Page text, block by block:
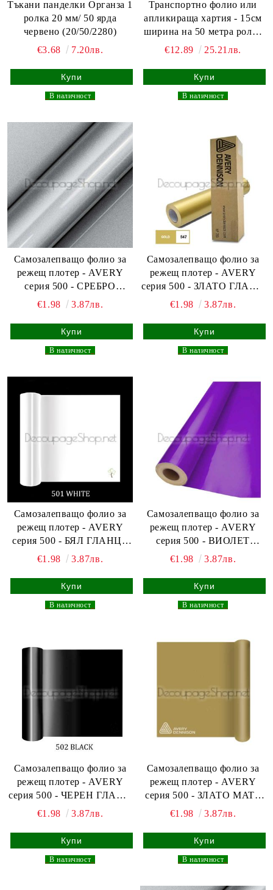
Тъкани панделки Органза 1
ролка 20 мм/ 50 ярда
червено (20/50/2280)
€3.68
7.20лв.
В наличност
Транспортно фолио или
апликираща хартия - 15см
ширина на 50 метра ролка
със средна сила на
€12.89 25.21лв.
В наличност
Самозалепващо фолио за
режещ плотер - AVERY
серия 500 - СРЕБРО
ГЛАНЦ - 30,5 х 100см
€1.98 3.87лв.
В наличност
Самозалепващо фолио за
режещ плотер - AVERY
серия 500 - ЗЛАТО ГЛАНЦ
- 30,5 х 100см
€1.98 3.87лв.
В наличност
Самозалепващо фолио за
режещ плотер - AVERY
серия 500 - БЯЛ ГЛАНЦ -
30,5 х 100см
€1.98 3.87лв.
В наличност
Самозалепващо фолио за
режещ плотер - AVERY
серия 500 - ВИОЛЕТ
ГЛАНЦ - 30,5 х 100см
€1.98 3.87лв.
В наличност
Самозалепващо фолио за
режещ плотер - AVERY
серия 500 - ЧЕРЕН ГЛАНЦ
- 30,5 х 100см
€1.98 3.87лв.
В наличност
Самозалепващо фолио за
режещ плотер - AVERY
серия 500 - ЗЛАТО MAT -
30,5 х 100см
€1.98 3.87лв.
В наличност